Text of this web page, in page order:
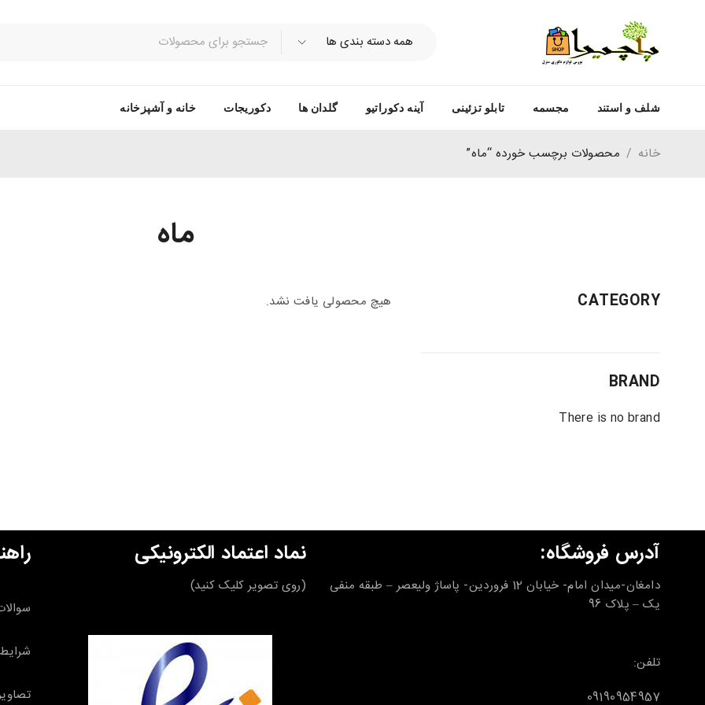
شلف و استند مجسمه تابلو تزئینی آینه دکوراتیو گلدان ها دکوریجات خانه و آشپزخانه
ماه
خانه / محصولات برچسب خورده “ماه”
CATEGORY
BRAND
There is no brand
هیچ محصولی یافت نشد.
آدرس فروشگاه:
دامغان-میدان امام- خیابان 12 فروردین- پاساژ ولیعصر – طبقه منفی
یک – پلاک 96
تلفن:
09190954957
نماد اعتماد الکترونیکی
(روی تصویر کلیک کنید)